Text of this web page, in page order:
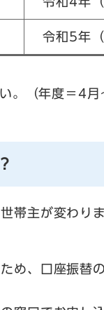
令和5年
。（年度＝4
帯主が変わり
め、口座振替